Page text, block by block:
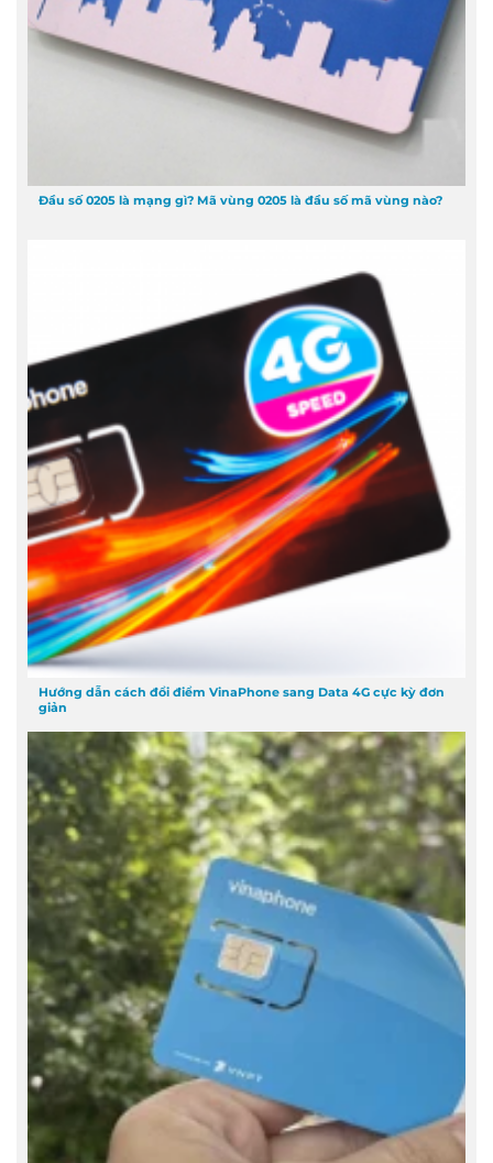
Đầu số 0205 là mạng gì? Mã vùng 0205 là đầu số mã vùng nào?
Hướng dẫn cách đổi điểm VinaPhone sang Data 4G cực kỳ đơn
giản